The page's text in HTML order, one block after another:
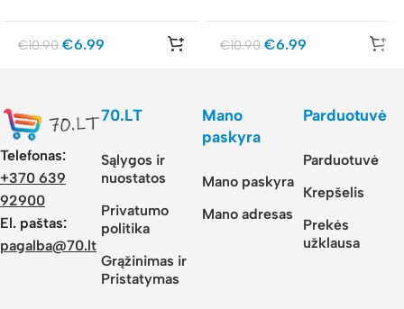
€10.90 €6.99 €10.90 €6.99
Telefonas:
+370 639
92900
El. paštas:
pagalba@70.lt
70.LT
Sąlygos ir
nuostatos
Privatumo
politika
Grąžinimas ir
Pristatymas
Mano
paskyra
Mano paskyra
Mano adresas
Parduotuvė
Parduotuvė
Krepšelis
Prekės
užklausa